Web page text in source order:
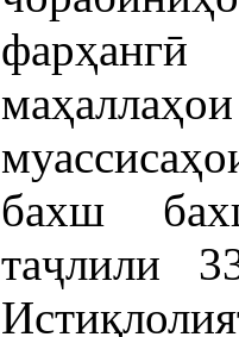
бахш
таҷлили